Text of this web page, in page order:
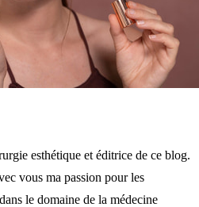
esthétique et éditrice de ce blog.
vous ma passion pour les
le domaine de la médecine